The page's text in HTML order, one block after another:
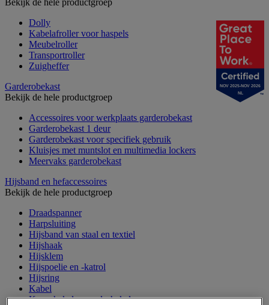
Dolly
Kabelafroller voor haspels
Meubelroller
Transportroller
Zuigheffer
Garderobekast
Bekijk de hele productgroep
Accessoires voor werkplaats garderobekast
Garderobekast 1 deur
Garderobekast voor specifiek gebruik
Kluisjes met muntslot en multimedia lockers
Meervaks garderobekast
Hijsband en hefaccessoires
Bekijk de hele productgroep
Draadspanner
Harpsluiting
Hijsband van staal en textiel
Hijshaak
Hijsklem
Hijspoelie en -katrol
Hijsring
Kabel
Kopschakel en snelschakel
NOV 2025-NOV 2026
NL